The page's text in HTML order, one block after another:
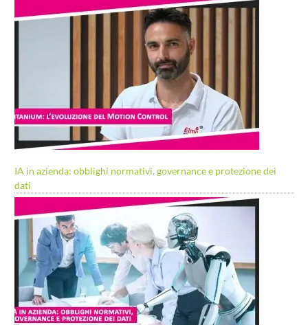
IA in azienda: obblighi normativi, governance e protezione dei
dati